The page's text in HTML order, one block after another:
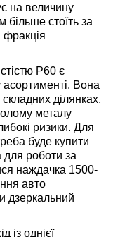
на величину
більше стоїть за
Р60 є
Вона
ділянках,
металу
ризики. Для
буде купити
для роботи за
наждачка 1500-
авто
дзеркальний
із однієї